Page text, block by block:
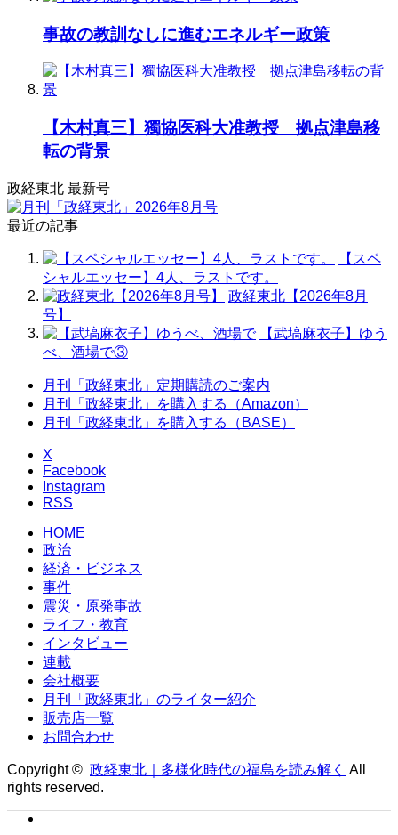
事故の教訓なしに進むエネルギー政策
【木村真三】獨協医科大准教授 拠点津島移
転の背景
政経東北 最新号
最近の記事
【スペ
シャルエッセー】4人、ラストです。
政経東北【2026年8月
号】
【武塙麻衣子】ゆう
べ、酒場で③
月刊「政経東北」定期購読のご案内
月刊「政経東北」を購入する（Amazon）
月刊「政経東北」を購入する（BASE）
X
Facebook
Instagram
RSS
HOME
政治
経済・ビジネス
事件
震災・原発事故
ライフ・教育
インタビュー
連載
会社概要
月刊「政経東北」のライター紹介
販売店一覧
お問合わせ
Copyright © 政経東北｜多様化時代の福島を読み解く All
rights reserved.